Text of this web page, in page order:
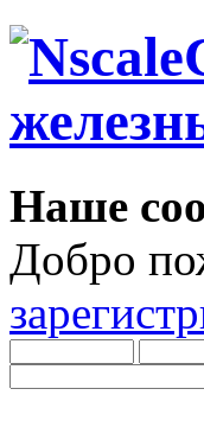
Наше
Добро